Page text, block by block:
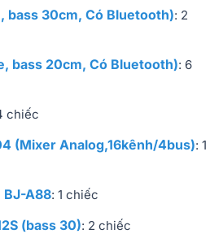
bass 30cm, Có Bluetooth): 2
bass 20cm, Có Bluetooth): 6
chiếc
(Mixer Analog,16kênh/4bus): 1
BJ-A88: 1 chiếc
(bass 30): 2 chiếc